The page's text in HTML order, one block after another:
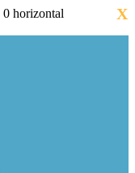
0 horizontal
X